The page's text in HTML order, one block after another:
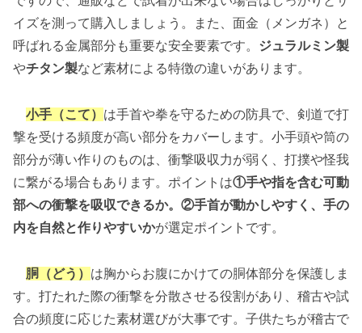
イズを測って購入しましょう。また、面金（メンガネ）と
呼ばれる金属部分も重要な安全要素です。 ジュラルミン製
やチタン製など素材による特徴の違いがあります。
小手（こて） は手首や拳を守るための防具で、剣道で打
撃を受ける頻度が高い部分をカバーします。小手頭や筒の
部分が薄い作りのものは、衝撃吸収力が弱く、打撲や怪我
に繋がる場合もあります。ポイントは①手や指を含む可動
部への衝撃を吸収できるか。②手首が動かしやすく、手の
内を自然と作りやすいかが選定ポイントです。
胴（どう） は胸からお腹にかけての胴体部分を保護しま
す。打たれた際の衝撃を分散させる役割があり、稽古や試
合の頻度に応じた素材選びが大事です。子供たちが稽古で